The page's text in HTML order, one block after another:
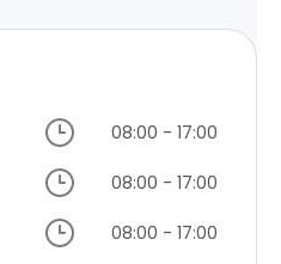
08:00 - 17:00
08:00 - 17:00
08:00 - 17:00